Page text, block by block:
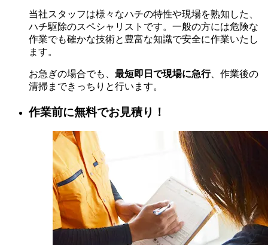
当社スタッフは様々なハチの特性や現場を熟知した、
ハチ駆除のスペシャリストです。一般の方には危険な
作業でも確かな技術と豊富な知識で安全に作業いたし
ます。
お急ぎの場合でも、 最短即日で現場に急行、作業後の
清掃まできっちりと行います。
作業前に無料でお見積り！